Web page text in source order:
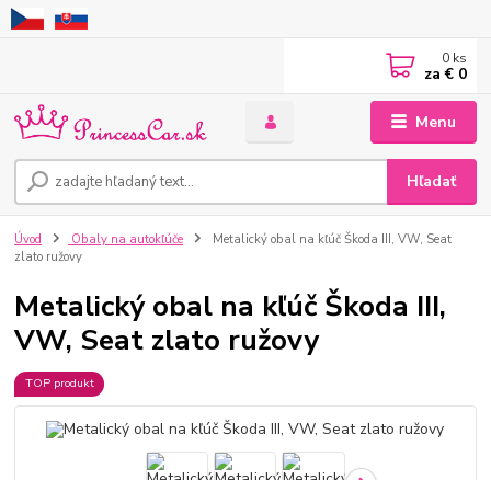
Menu
Hľadať
0 ks
za € 0
Úvod Obaly na autokľúče
Metalický obal na kľúč Škoda III, VW, Seat
zlato ružovy
Metalický obal na kľúč Škoda III,
VW, Seat zlato ružovy
TOP produkt